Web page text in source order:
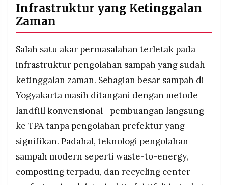
Infrastruktur yang Ketinggalan
Zaman
Salah satu akar permasalahan terletak pada
infrastruktur pengolahan sampah yang sudah
ketinggalan zaman. Sebagian besar sampah di
Yogyakarta masih ditangani dengan metode
landfill konvensional—pembuangan langsung
ke TPA tanpa pengolahan prefektur yang
signifikan. Padahal, teknologi pengolahan
sampah modern seperti waste-to-energy,
composting terpadu, dan recycling center